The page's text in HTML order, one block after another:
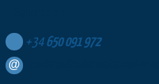
+34 650 091 972